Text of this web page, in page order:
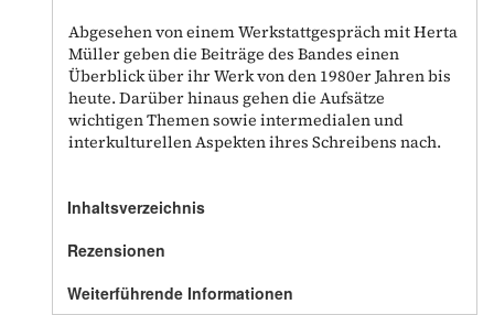
Abgesehen von einem Werkstattgespräch mit Herta
Müller geben die Beiträge des Bandes einen
Überblick über ihr Werk von den 1980er Jahren bis
heute. Darüber hinaus gehen die Aufsätze
wichtigen Themen sowie intermedialen und
interkulturellen Aspekten ihres Schreibens nach.
Inhaltsverzeichnis
Rezensionen
Weiterführende Informationen